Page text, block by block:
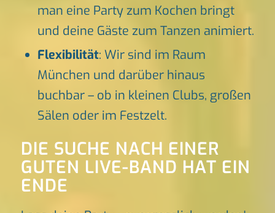
man eine Party zum Kochen bringt
und deine Gäste zum Tanzen animiert.
Flexibilität: Wir sind im Raum
München und darüber hinaus
buchbar – ob in kleinen Clubs, großen
Sälen oder im Festzelt.
DIE SUCHE NACH EINER
GUTEN LIVE-BAND HAT EIN
ENDE